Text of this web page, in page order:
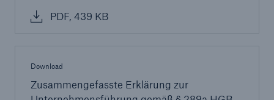
PDF, 439 KB
Download
Zusammengefasste Erklärung zur
Verhaltenskodex – Munich Re (Gruppe)